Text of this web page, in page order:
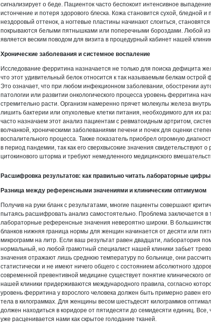
сигнализирует о беде. Пациенток часто беспокоит интенсивное
истончение и потеря здорового блеска. Кожа становится сухой, бледной и
нездоровый оттенок, а ногтевые пластины начинают слоиться, становятся
покрываются белыми пятнышками или поперечными бороздами. Любой из
является веским поводом для визита в процедурный кабинет нашей
Хронические заболевания и системное воспаление
Исследование ферритина назначается не только для поиска дефицита
что этот удивительный белок относится к так называемым белкам острой
Это означает, что при любом инфекционном заболевании, обострении
патологии или развитии онкологического процесса уровень ферритина
стремительно расти. Организм намеренно прячет молекулы железа
лишить бактерии или опухолевые клетки питания, необходимого для их
часто назначаем этот анализ пациентам с ревматоидным артритом,
волчанкой, хроническими заболеваниями печени и почек для оценки
воспалительного процесса. Также показатель приобрел огромную
в период пандемии, так как его сверхвысокие значения свидетельствуют о
цитокинового шторма и требуют немедленного медицинского
Расшифровка результатов: как правильно читать лабораторные цифры
Разница между референсными значениями и клиническим оптимумом
Получив на руки бланк с результатами, многие пациенты совершают
пытаясь расшифровать анализ самостоятельно. Проблема заключается в
лабораторные референсные значения невероятно широки. В
бланков нижняя граница нормы для женщин начинается от десяти или
микрограмм на литр. Если ваш результат равен двадцати, лаборатория
нормальный, но любой грамотный специалист нашей клиники забьет
значения отражают лишь среднюю температуру по больнице, они
статистически и не имеют ничего общего с состоянием абсолютного
современной превентивной медицине существует понятие клинического
нашей клиники придерживаются международного правила, согласно
уровень ферритина у взрослого человека должен быть примерно равен
тела в килограммах. Для женщины весом шестьдесят килограммов
должен находиться в коридоре от пятидесяти до семидесяти единиц. Все,
уже расценивается нами как скрытое голодание тканей.